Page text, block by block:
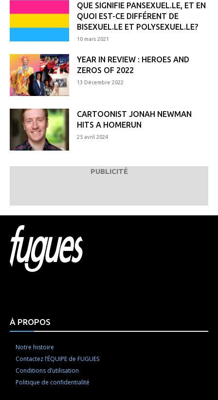
QUE SIGNIFIE PANSEXUEL.LE, ET EN
QUOI EST-CE DIFFÉRENT DE
BISEXUEL.LE ET POLYSEXUEL.LE?
10 mars 2021
YEAR IN REVIEW : HEROES AND
ZEROS OF 2022
13 Décembre 2022
CARTOONIST JONAH NEWMAN
HITS A HOMERUN
25 avril 2024
PUBLICITÉ
À PROPOS
Notre histoire
Contactez l’ÉQUIPE de FUGUES
Conditions d’utilisation
Politique de confidentialité